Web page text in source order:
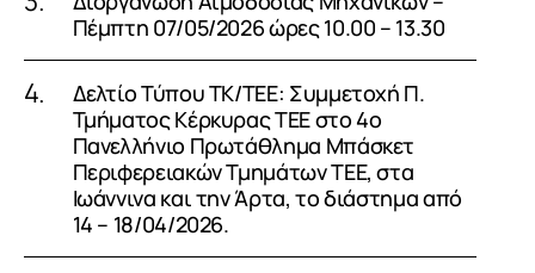
Πέμπτη 07/05/2026 ώρες 10.00 – 13.30
Δελτίο Τύπου ΤΚ/ΤΕΕ: Συμμετοχή Π.
Τμήματος Κέρκυρας ΤΕΕ στο 4ο
Πανελλήνιο Πρωτάθλημα Μπάσκετ
Περιφερειακών Τμημάτων ΤΕΕ, στα
Ιωάννινα και την Άρτα, το διάστημα από
14 – 18/04/2026.